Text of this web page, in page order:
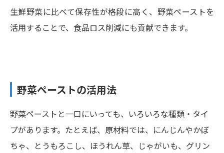
生鮮野菜に比べて保存性が格段に高く、野菜ペーストを
活用することで、食品ロス削減にも貢献できます。
野菜ペーストの活用法
野菜ペーストと一口にいっても、いろいろな種類・タイ
プがあります。たとえば、原材料では、にんじんやかぼ
ちゃ、とうもろこし、ほうれん草、じゃがいも、グリン